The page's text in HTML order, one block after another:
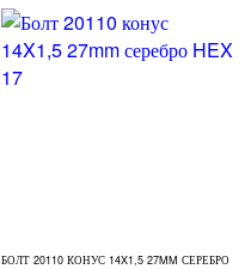
БОЛТ 20110 КОНУС 14X1,5 27MM СЕРЕБРО